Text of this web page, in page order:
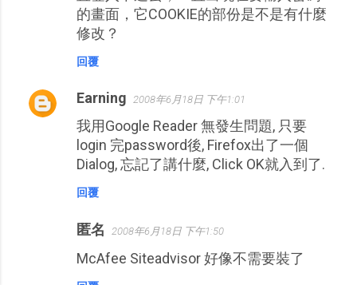
的畫面，它COOKIE的部份是不是有什麼
修改？
回覆
Earning 2008年6月18日 下午1:01
我用Google Reader 無發生問題, 只要
login 完password後, Firefox出了一個
Dialog, 忘記了講什麼, Click OK就入到了.
回覆
匿名 2008年6月18日 下午1:50
McAfee Siteadvisor 好像不需要裝了